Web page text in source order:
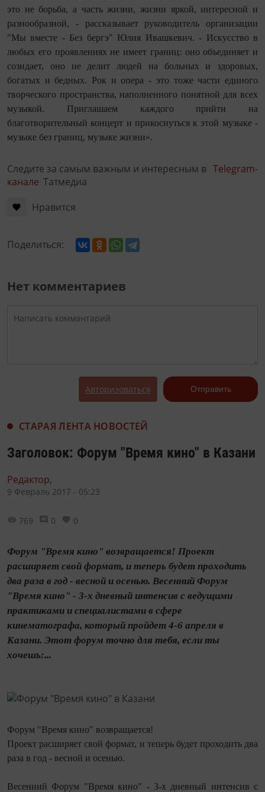
это не борьба, а часть жизни, жизни яркой, интересной и
разнообразной, - рассказывает руководитель организации
"Мы вместе - Без бергэ" Юлия Ивашкевич. - Искусство в
любых его проявлениях не имеет границ: оно объединяет и
созидает, оно не делит людей на больных и здоровых,
богатых и бедных. Рок и опера - это тоже части единого
творческого пространства, наполненного понятной для всех
музыкой. Приглашаем каждого прийти на
благотворительный концерт и прикоснуться к этой музыке -
музыке без границ, музыке жизни».
Следите за самым важным и интересным в Telegram-
канале Татмедиа
Нравится
Поделиться:
Нет комментариев
Авторизоваться Отправить
СТАРАЯ ЛЕНТА НОВОСТЕЙ
Заголовок: Форум "Время кино" в Казани
Редактор,
9 Февраль 2017 - 05:23
769 0 0
Форум "Время кино" возвращается! Проект
расширяет свой формат, и теперь будет проходить
два раза в год - весной и осенью. Весенний Форум
"Время кино" - 3-х дневный интенсив с ведущими
практиками и специалистами в сфере
кинематографа, который пройдет 4-6 апреля в
Казани. Этот форум точно для тебя, если ты
хочешь:...
Форум "Время кино" возвращается!
Проект расширяет свой формат, и теперь будет проходить два
раза в год - весной и осенью.
Весенний Форум "Время кино" - 3-х дневный интенсив с